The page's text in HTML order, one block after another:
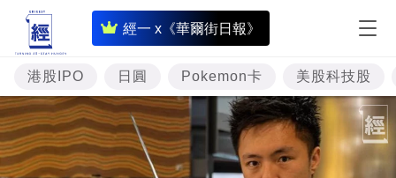
經一 x《華爾街日報》
即
時
財
經
專
題
港股IPO 日圓 Pokemon卡 美股科技股